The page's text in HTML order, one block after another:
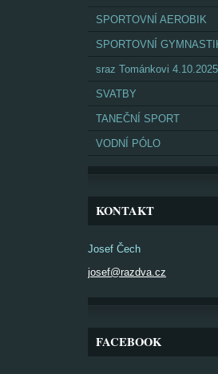
SPORTOVNÍ AEROBIK
SPORTOVNÍ
sraz Tománkovi 4.10.2025
SVATBY
TANEČNÍ SPORT
VODNÍ PÓLO
KONTAKT
Josef Čech
josef@razdva.cz
FACEBOOK